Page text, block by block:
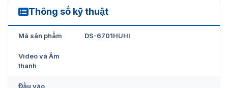
Thông số kỹ thuật
DS-6701HUHI
Mã sản phẩm DS-6701HUHI
Video và Âm
thanh
Đầu vào